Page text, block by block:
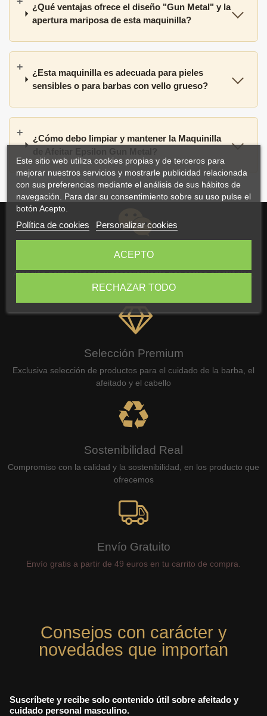
¿Qué ventajas ofrece el diseño "Gun Metal" y la
apertura mariposa de esta maquinilla?
¿Esta maquinilla es adecuada para pieles
sensibles o para barbas con vello grueso?
¿Cómo debo limpiar y mantener la Maquinilla
Este sitio web utiliza cookies propias y de terceros para
mejorar nuestros servicios y mostrarle publicidad relacionada
con sus preferencias mediante el análisis de sus hábitos de
navegación. Para dar su consentimiento sobre su uso pulse el
botón Acepto.
Política de cookies Personalizar cookies
RECHAZAR TODO
ACEPTO
Atención Experta
Atención personalizada y asesoramiento por correo electrónico,
WhatsApp o teléfono
Selección Premium
Exclusiva selección de productos para el cuidado de la barba, el
afeitado y el cabello
Sostenibilidad Real
Compromiso con la calidad y la sostenibilidad, en los producto que
ofrecemos
Envío Gratuito
Envío gratis a partir de 49 euros en tu carrito de compra.
Consejos con carácter y
novedades que importan
Suscríbete y recibe solo contenido útil sobre afeitado y
cuidado personal masculino.